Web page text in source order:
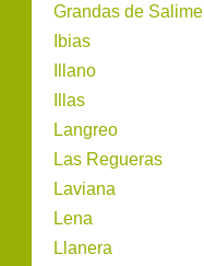
Grandas de Salime
Ibias
Illano
Illas
Langreo
Las Regueras
Laviana
Lena
Llanera